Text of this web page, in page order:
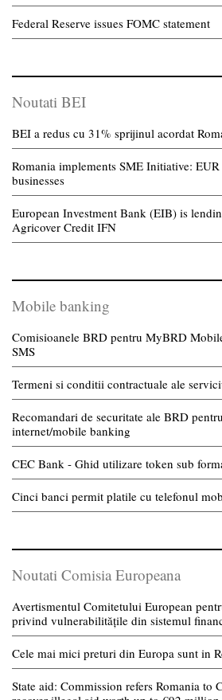
Federal Reserve issues FOMC statement
Noutati BEI
BEI a redus cu 31% sprijinul acordat
Romania implements SME Initiative:
businesses
European Investment Bank (EIB) is
Agricover Credit IFN
Mobile banking
Comisioanele BRD pentru MyBRD
SMS
Termeni si conditii contractuale ale
Recomandari de securitate ale BRD
internet/mobile banking
CEC Bank - Ghid utilizare token sub
Cinci banci permit platile cu telefonul
Noutati Comisia Europeana
Avertismentul Comitetului European
privind vulnerabilitățile din sistemul
Cele mai mici preturi din Europa sunt in
State aid: Commission refers Romania to